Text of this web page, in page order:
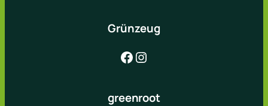
Grünzeug
Facebook Instagram
greenroot